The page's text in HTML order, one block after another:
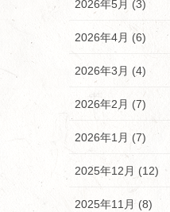
2026年5月 (3)
2026年4月 (6)
2026年3月 (4)
2026年2月 (7)
2026年1月 (7)
2025年12月 (12)
2025年11月 (8)